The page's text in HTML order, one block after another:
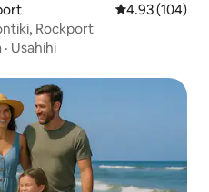
Ukadiriaji wa
4.93 (104)
Rockport
· Usahihi